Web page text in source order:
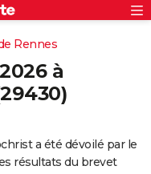
Rennes
à
a été dévoilé par le
résultats du brevet